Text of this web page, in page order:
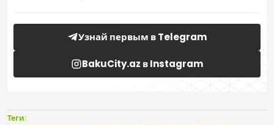
Узнай первым в Telegram
BakuCity.az в Instagram
Теги: